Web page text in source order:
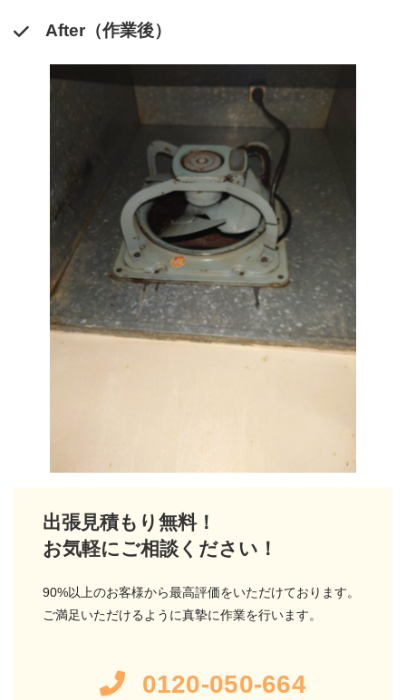
After（作業後）
出張見積もり無料！
お気軽にご相談ください！
90%以上のお客様から最高評価をいただけております。
ご満足いただけるように真摯に作業を行います。
0120-050-664